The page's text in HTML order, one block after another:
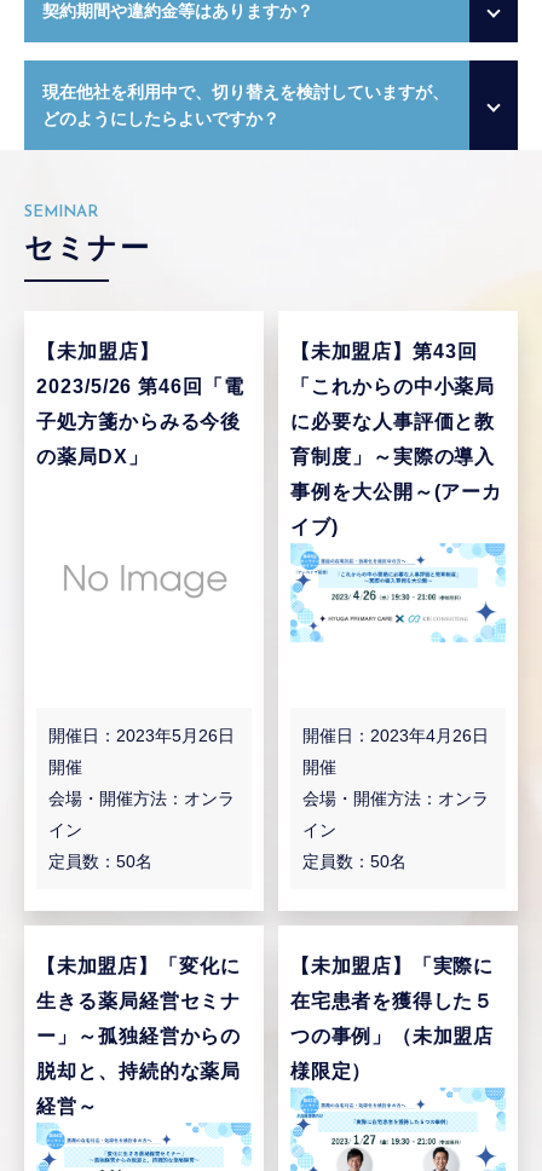
契約期間や違約金等はありますか？
現在他社を利用中で、切り替えを検討していますが、
どのようにしたらよいですか？
SEMINAR
セミナー
【未加盟店】
2023/5/26 第46回「電
子処方箋からみる今後
の薬局DX」
開催日：2023年5月26日
開催
会場・開催方法：オンラ
イン
定員数：50名
【未加盟店】 第43回
「これからの中小薬局
に必要な人事評価と教
育制度」～実際の導入
事例を大公開～(アーカ
イブ)
開催日：2023年4月26日
開催
会場・開催方法：オンラ
イン
定員数：50名
【未加盟店】
「変化に
生きる薬局経営セミナ
ー」～孤独経営からの
脱却と、持続的な薬局
経営～
【未加盟店】
「実際に
在宅患者を獲得した５
つの事例」（未加盟店
様限定）